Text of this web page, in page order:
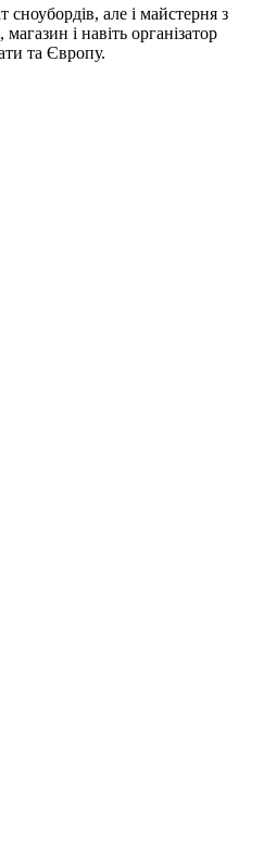
сноубордів, але і майстерня з
і навіть організатор
та Європу.